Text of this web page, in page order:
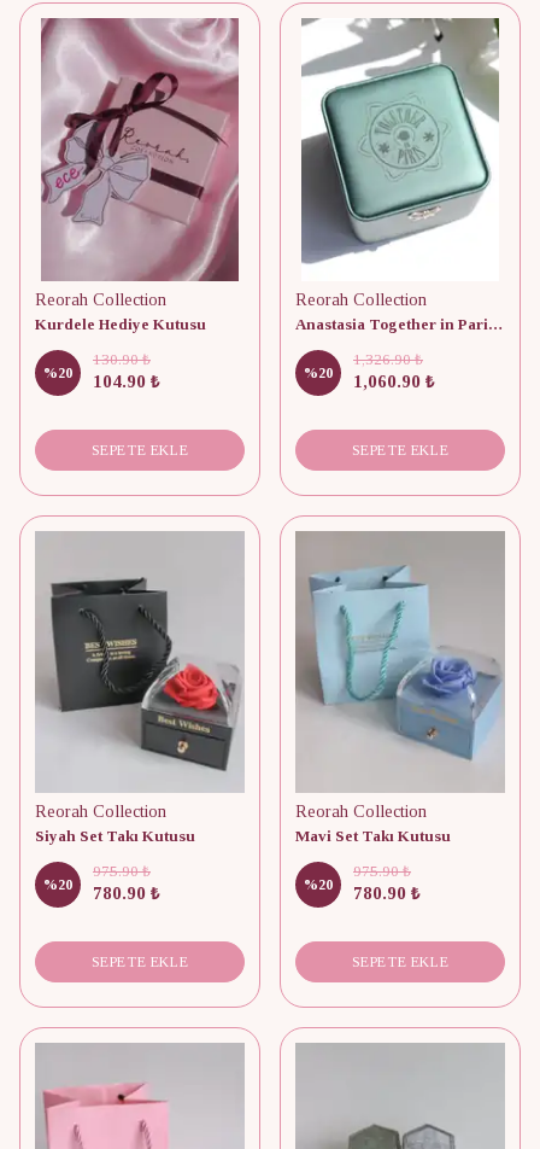
Reorah Collection
Kurdele Hediye Kutusu
%20
130.90 ₺
104.90 ₺
SEPETE EKLE
Reorah Collection
Anastasia Together in Paris Takı Kutusu
%20
1,326.90 ₺
1,060.90 ₺
SEPETE EKLE
Reorah Collection
Siyah Set Takı Kutusu
%20
975.90 ₺
780.90 ₺
SEPETE EKLE
Reorah Collection
Mavi Set Takı Kutusu
%20
975.90 ₺
780.90 ₺
SEPETE EKLE